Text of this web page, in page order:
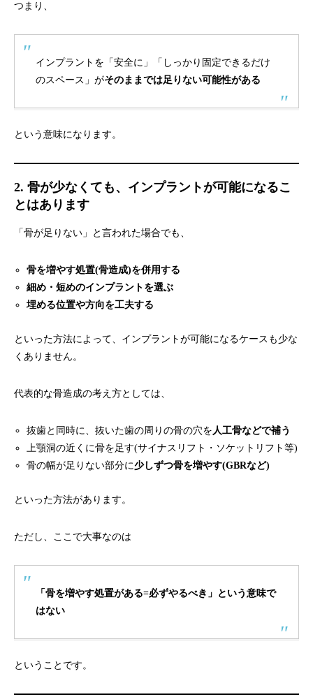
つまり、
インプラントを「安全に」「しっかり固定できるだけ
のスペース」がそのままでは足りない可能性がある
という意味になります。
2. 骨が少なくても、インプラントが可能になるこ
とはあります
「骨が足りない」と言われた場合でも、
骨を増やす処置(骨造成)を併用する
細め・短めのインプラントを選ぶ
埋める位置や方向を工夫する
といった方法によって、インプラントが可能になるケースも少な
くありません。
代表的な骨造成の考え方としては、
抜歯と同時に、抜いた歯の周りの骨の穴を 人工骨などで補う
上顎洞の近くに骨を足す(サイナスリフト・ソケットリフト等)
骨の幅が足りない部分に少しずつ骨を増やす(GBRなど)
といった方法があります。
ただし、ここで大事なのは
「骨を増やす処置がある=必ずやるべき」という意味で
はない
ということです。